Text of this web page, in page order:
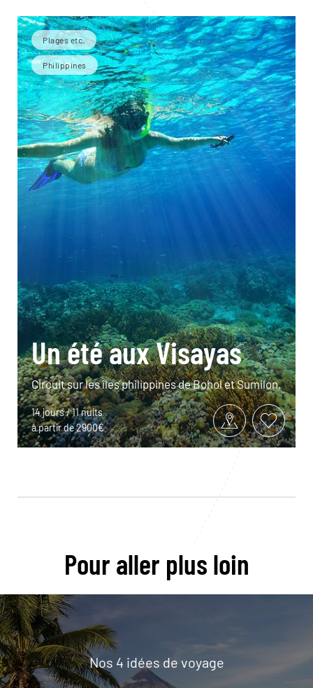
Plages etc.
Philippines
Un été aux Visayas
Circuit sur les îles philippines de Bohol et Sumilon.
14 jours / 11 nuits
à partir de 2900€
Pour aller plus loin
Nos 4 idées de voyage